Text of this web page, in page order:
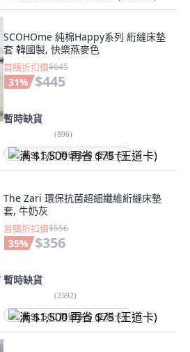
SCOHOme 純棉Happy系列 絎縫床墊
套 韓國製, 快樂燕麥色
首購折扣價$645
31% $445
暫時缺貨
(896)
满 $1,500 再省 $75 (王道卡)
The Zari 環保抗菌超細纖維絎縫床墊
套, 牛奶灰
首購折扣價$556
35% $356
暫時缺貨
(2592)
满 $1,500 再省 $75 (王道卡)